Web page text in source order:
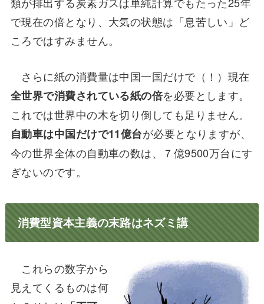
で現在の倍となり、大気の状態は「息苦しい」ど
ころではすみません。
さらに紙の消費量は中国一国だけで（！）現在
全世界で消費されている紙の倍を必要とします。
これでは世界中の木を切り倒しても足りません。
自動車は中国だけで11億台が必要となりますが、
今の世界全体の自動車の数は、７億9500万台にす
ぎないのです。
消費型資本主義の末路はネズミ講
これらの数字から
見えてくるものは何